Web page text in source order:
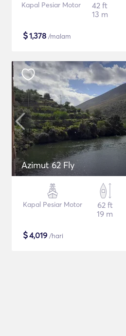
Kapal Pesiar Motor
42 ft
13 m
$1,378 /malam
Azimut 62 Fly
Kapal Pesiar Motor
62 ft
19 m
$4,019 /hari